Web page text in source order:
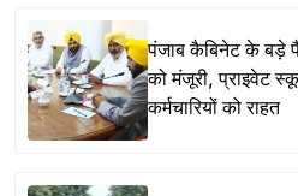
पंजाब कैबिनेट के बड़े
को मंजूरी, प्राइवेट
कर्मचारियों को राहत